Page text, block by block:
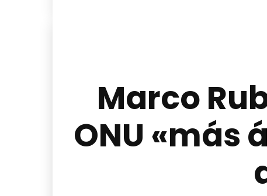
Marco
ONU «más